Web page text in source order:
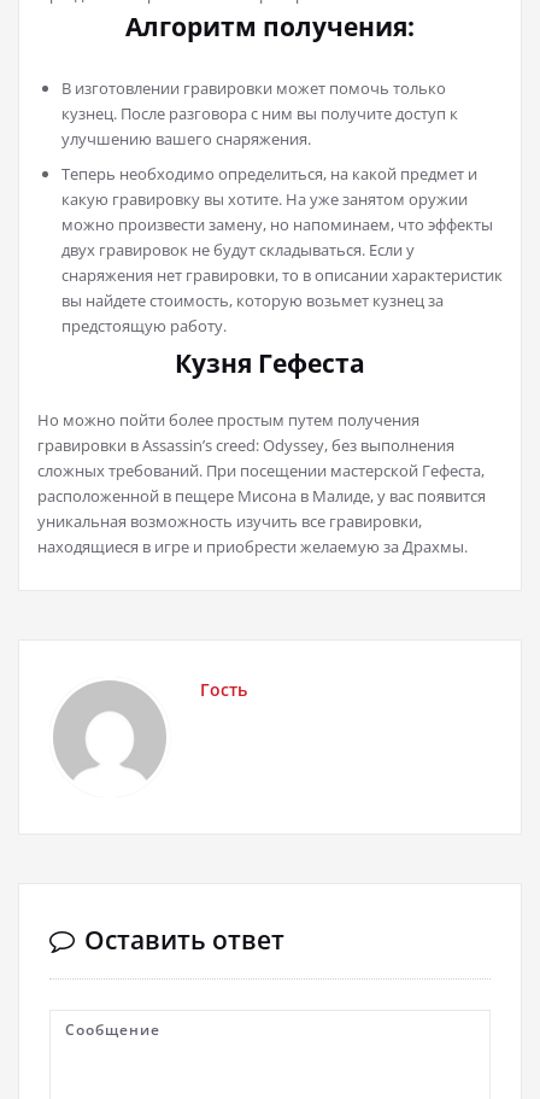
Алгоритм получения:
В изготовлении гравировки может помочь только
кузнец. После разговора с ним вы получите доступ к
улучшению вашего снаряжения.
Теперь необходимо определиться, на какой предмет и
какую гравировку вы хотите. На уже занятом оружии
можно произвести замену, но напоминаем, что эффекты
двух гравировок не будут складываться. Если у
снаряжения нет гравировки, то в описании характеристик
вы найдете стоимость, которую возьмет кузнец за
предстоящую работу.
Кузня Гефеста
Но можно пойти более простым путем получения
гравировки в Assassin’s creed: Odyssey, без выполнения
сложных требований. При посещении мастерской Гефеста,
расположенной в пещере Мисона в Малиде, у вас появится
уникальная возможность изучить все гравировки,
находящиеся в игре и приобрести желаемую за Драхмы.
Гость
Оставить ответ